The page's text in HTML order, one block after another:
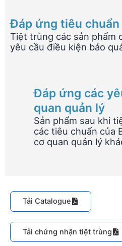
Đáp ứng tiêu
Tiệt trùng các sản phẩm
yêu cầu điều kiện bảo
Đáp ứng các
quan quản lý
Sản phẩm sau khi
các tiêu chuẩn của
cơ quan quản lý
Tải Catalogue
Tải chứng nhận tiệt trùng